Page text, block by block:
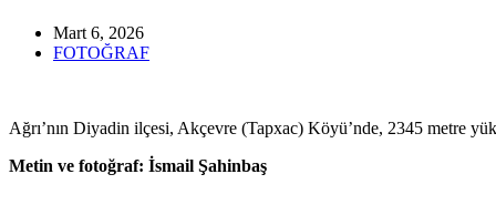
Mart 6, 2026
FOTOĞRAF
Ağrı’nın Diyadin ilçesi, Akçevre (Tapxac) Köyü’nde, 2345 metre
Metin ve fotoğraf: İsmail Şahinbaş